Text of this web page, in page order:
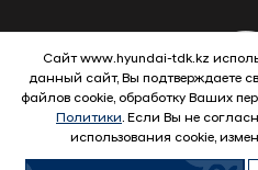
© 2026 Hyundai
Сайт www.hyundai-tdk.kz
данный сайт, Вы подтверждаете
файлов cookie, обработку Ваших
Политики. Если Вы не
использования cookie,